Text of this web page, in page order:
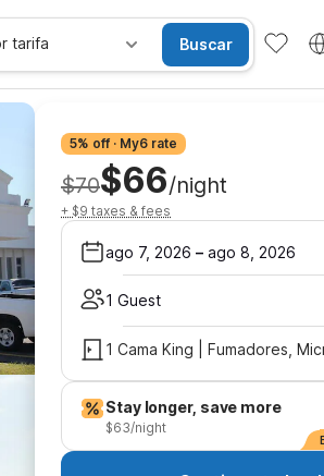
tarifa Buscar
5% off · My6 rate
$70$66/night
+ $9 taxes & fees
ago 7, 2026 – ago 8, 2026
1 Guest
Stay longer, save more
$63/night